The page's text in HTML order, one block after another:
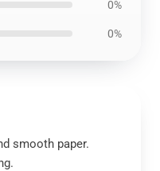
0%
0%
smooth paper.